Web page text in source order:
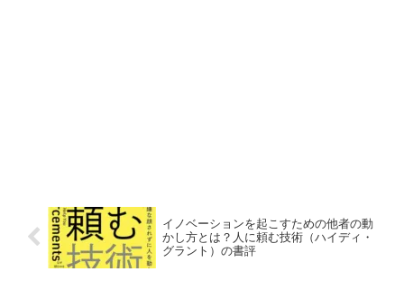
イノベーションを起こすための他者の動
かし方とは？人に頼む技術（ハイディ・
グラント）の書評